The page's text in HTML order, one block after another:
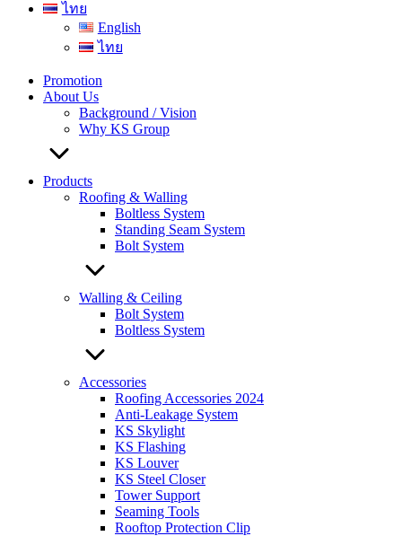
ไทย
English
ไทย
Promotion
About Us
Background / Vision
Why KS Group
Products
Roofing & Walling
Boltless System
Standing Seam System
Bolt System
Walling & Ceiling
Bolt System
Boltless System
Accessories
Roofing Accessories 2024
Anti-Leakage System
KS Skylight
KS Flashing
KS Louver
KS Steel Closer
Tower Support
Seaming Tools
Rooftop Protection Clip